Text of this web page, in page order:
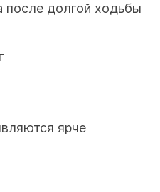
после долгой ходьбы
ярче